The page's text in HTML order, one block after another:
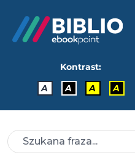
Kontrast:
A
A A A